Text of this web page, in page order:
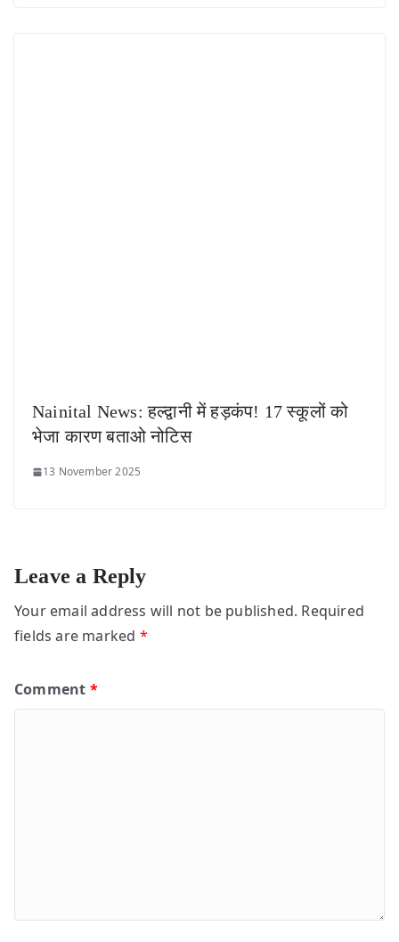
Nainital News: हल्द्वानी में हड़कंप! 17 स्कूलों को
भेजा कारण बताओ नोटिस
13 November 2025
Leave a Reply
Your email address will not be published. Required
fields are marked *
Comment *